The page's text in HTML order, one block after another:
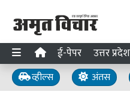
ई-पेपर उत्तर प्रदेश
व्हील्स अंतस